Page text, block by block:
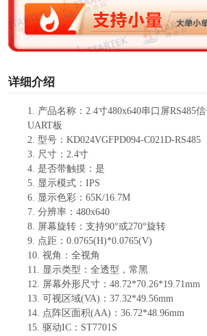
e
o
详细介绍
1. 产品名称： 2.4寸480x640串口屏RS485
UART板
2. 型号： KD024VGFPD094-C021D-RS485
3. 尺寸： 2.4寸
4. 是否带触摸： 是
5. 显示模式： IPS
6. 显示色彩： 65K/16.7M
7. 分辨率： 480x640
8. 屏幕旋转：支持90°或270°旋转
9. 点距： 0.0765(H)*0.0765(V)
10. 视角：全视角
11. 显示类型：全透型，常黑
12. 屏幕外形尺寸： 48.72*70.26*19.71mm
13. 可视区域(VA) ： 37.32*49.56mm
14. 点阵区面积(AA) ： 36.72*48.96mm
15. 驱动IC： ST7701S